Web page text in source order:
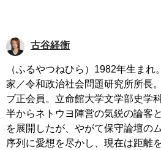
古谷経衡
（ふるやつねひら）1982年生まれ
家／令和政治社会問題研究所所長
ブ正会員。立命館大学文学部史学
半からネトウヨ陣営の気鋭の論客
を展開したが、やがて保守論壇の
序列に愛想を尽かし、現在は距離